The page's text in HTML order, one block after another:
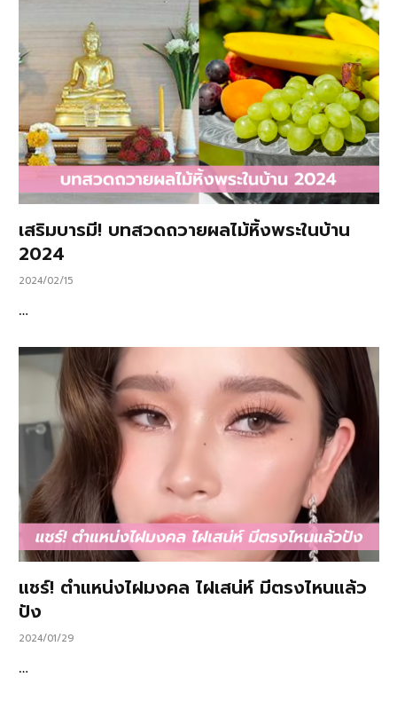
เสริมบารมี! บทสวดถวายผลไม้หิ้งพระในบ้าน
2024
2024/02/15
…
แชร์! ตำแหน่งไฝมงคล ไฝเสน่ห์ มีตรงไหนแล้ว
ปัง
2024/01/29
…